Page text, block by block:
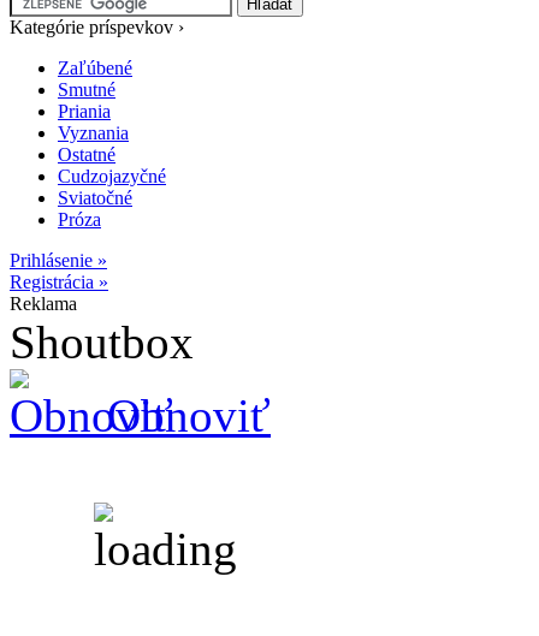
Kategórie príspevkov ›
Zaľúbené
Smutné
Priania
Vyznania
Ostatné
Cudzojazyčné
Sviatočné
Próza
Prihlásenie »
Registrácia »
Reklama
Shoutbox
Obnoviť